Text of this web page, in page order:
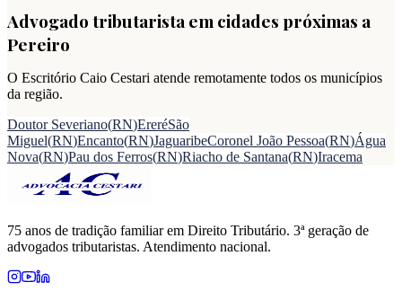
Advogado tributarista em cidades próximas a
Pereiro
O Escritório Caio Cestari atende remotamente todos os municípios
da região.
Doutor Severiano(RN)EreréSão
Miguel(RN)Encanto(RN)JaguaribeCoronel João Pessoa(RN)Água
Nova(RN)Pau dos Ferros(RN)Riacho de Santana(RN)Iracema
75 anos de tradição familiar em Direito Tributário. 3ª geração de
advogados tributaristas. Atendimento nacional.